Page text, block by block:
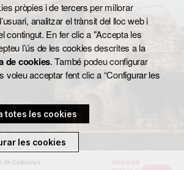
de Catalunya
Avís legal
pròpies i de tercers per millorar
analitzar el trànsit del lloc web i
contingut. En fer clic a "Accepta les
l’ús de les cookies descrites a la
de cookies. També podeu configurar
voleu acceptar fent clic a “Configurar les
totes les cookies
les cookies